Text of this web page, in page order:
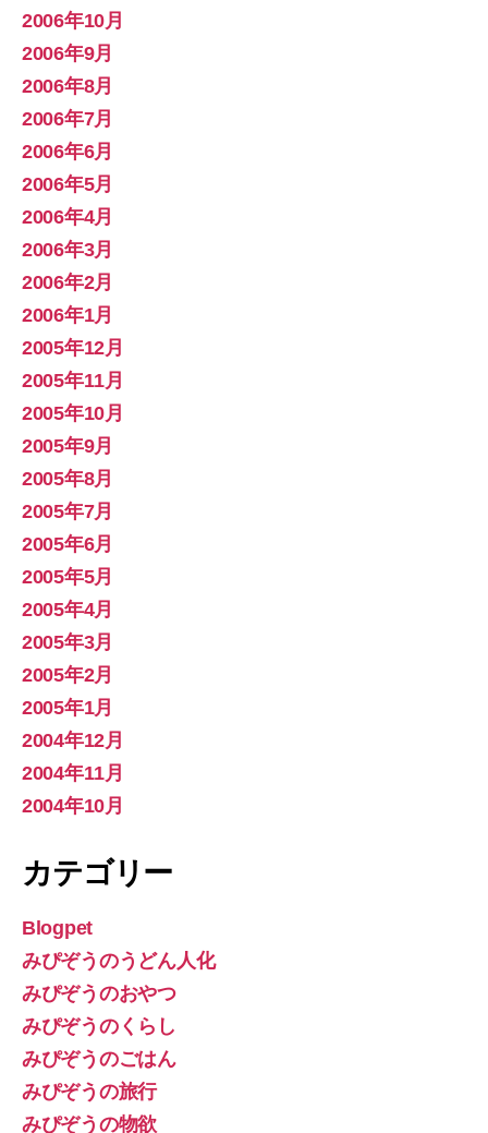
2006年10月
2006年9月
2006年8月
2006年7月
2006年6月
2006年5月
2006年4月
2006年3月
2006年2月
2006年1月
2005年12月
2005年11月
2005年10月
2005年9月
2005年8月
2005年7月
2005年6月
2005年5月
2005年4月
2005年3月
2005年2月
2005年1月
2004年12月
2004年11月
2004年10月
カテゴリー
Blogpet
みぴぞうのうどん人化
みぴぞうのおやつ
みぴぞうのくらし
みぴぞうのごはん
みぴぞうの旅行
みぴぞうの物欲